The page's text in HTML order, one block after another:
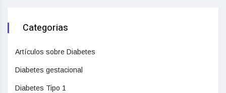
Categorias
Artículos sobre Diabetes
Diabetes gestacional
Diabetes Tipo 1